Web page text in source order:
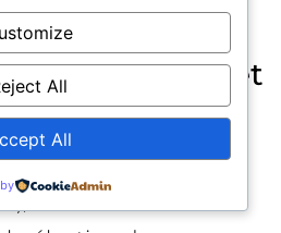
route simple et
express (tracking,
définition des
All
All